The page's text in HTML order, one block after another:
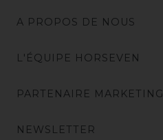
A PROPOS DE NOUS
L'ÉQUIPE HORSEVEN
PARTENAIRE MARKETING
NEWSLETTER